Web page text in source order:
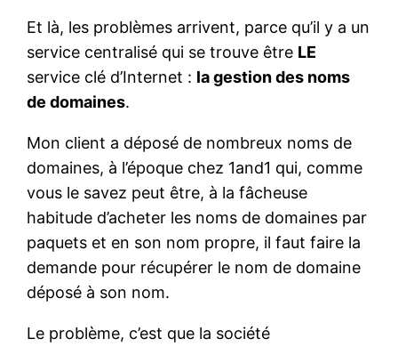
Et là, les problèmes arrivent, parce qu’il y a un
service centralisé qui se trouve être LE
service clé d’Internet : la gestion des noms
de domaines.
Mon client a déposé de nombreux noms de
domaines, à l’époque chez 1and1 qui, comme
vous le savez peut être, à la fâcheuse
habitude d’acheter les noms de domaines par
paquets et en son nom propre, il faut faire la
demande pour récupérer le nom de domaine
déposé à son nom.
Le problème, c’est que la société